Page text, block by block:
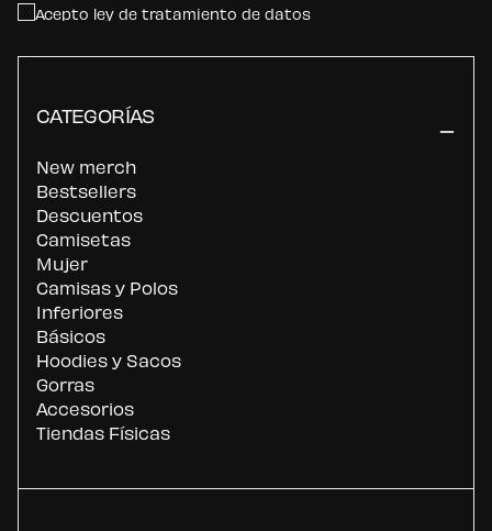
Acepto ley de tratamiento de datos
CATEGORÍAS
New merch
Bestsellers
Descuentos
Camisetas
Mujer
Camisas y Polos
Inferiores
Básicos
Hoodies y Sacos
Gorras
Accesorios
Tiendas Físicas